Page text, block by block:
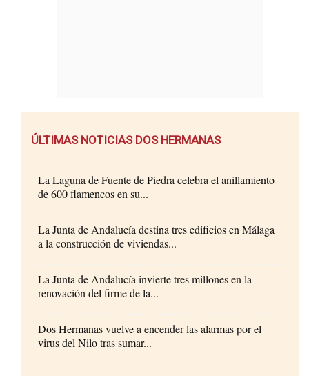
ÚLTIMAS NOTICIAS DOS HERMANAS
La Laguna de Fuente de Piedra celebra el anillamiento
de 600 flamencos en su...
La Junta de Andalucía destina tres edificios en Málaga
a la construcción de viviendas...
La Junta de Andalucía invierte tres millones en la
renovación del firme de la...
Dos Hermanas vuelve a encender las alarmas por el
virus del Nilo tras sumar...